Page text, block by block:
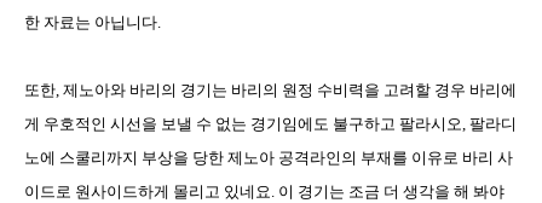
한 자료는 아닙니다.
또한, 제노아와 바리의 경기는 바리의 원정 수비력을 고려할 경우 바리에
게 우호적인 시선을 보낼 수 없는 경기임에도 불구하고 팔라시오, 팔라디
노에 스쿨리까지 부상을 당한 제노아 공격라인의 부재를 이유로 바리 사
이드로 원사이드하게 몰리고 있네요. 이 경기는 조금 더 생각을 해 봐야